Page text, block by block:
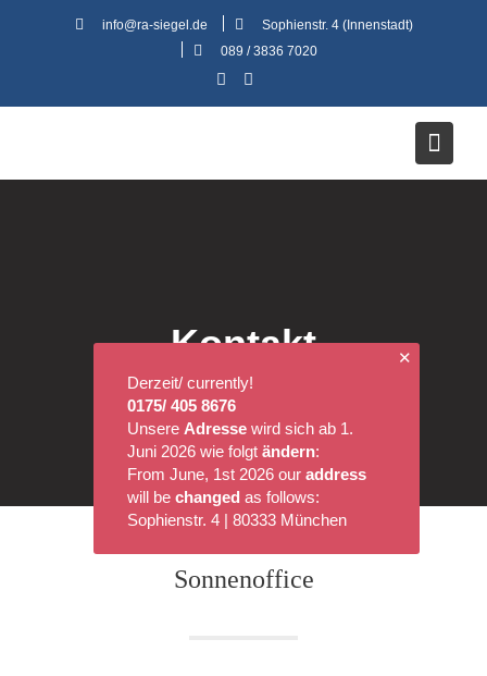
info@ra-siegel.de
Sophienstr. 4 (Innenstadt)
089 / 3836 7020
Kontakt
Sonnenoffice
✕
Derzeit/ currently!
0175/ 405 8676
Unsere Adresse wird sich ab 1.
Juni 2026 wie folgt ändern:
From June, 1st 2026 our address
will be changed as follows:
Sophienstr. 4 | 80333 München